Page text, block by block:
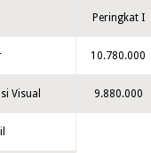
Peringkat I
10.780.000
Visual 9.880.000